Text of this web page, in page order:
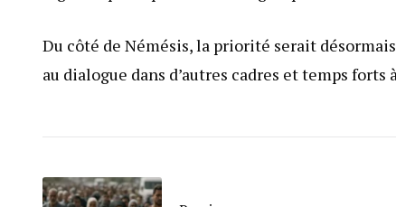
Du côté de Némésis, la priorité serait
au dialogue dans d’autres cadres et temps forts